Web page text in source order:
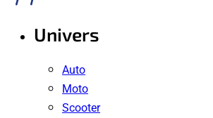
Univers
Auto
Moto
Scooter